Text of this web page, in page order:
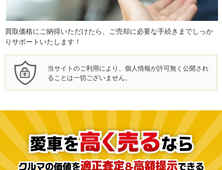
買取価格にご納得いただけたら、ご売却に必要な手続きまでしっか
りサポートいたします！
当サイトのご利用により、個人情報が許可無く公開され
ることは一切ございません。